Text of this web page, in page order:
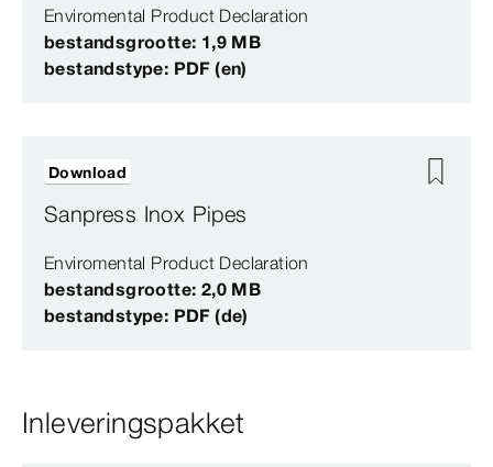
Enviromental Product Declaration
bestandsgrootte: 1,9 MB
bestandstype: PDF (en)
Sanpress Inox Pipes
Enviromental Product Declaration
bestandsgrootte: 2,0 MB
bestandstype: PDF (de)
Download
Inleveringspakket